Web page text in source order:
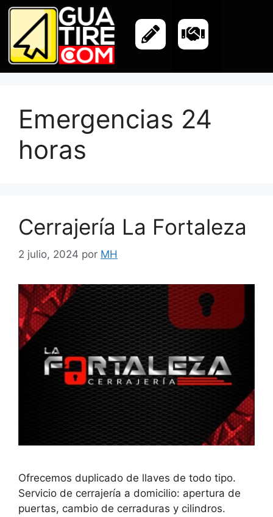
Emergencias 24
horas
Cerrajería La Fortaleza
2 julio, 2024 por MH
Ofrecemos duplicado de llaves de todo tipo.
Servicio de cerrajería a domicilio: apertura de
puertas, cambio de cerraduras y cilindros.